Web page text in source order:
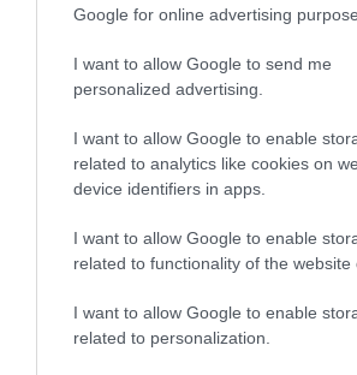
Google for online advertising
I want to allow Google to send me
personalized advertising.
I want to allow Google to enable
related to analytics like cookies on
device identifiers in apps.
I want to allow Google to enable
related to functionality of the website
I want to allow Google to enable
related to personalization.
Figyelem! A cikkhez hozzáfűzött
publikációjával foglalkozik, a kommenteket
- azok az olvasók személyes véleményét
tiszteletben tartásával kommenteljenek!
ma.hu legfrissebb
Hulladékvadászat indul a Dunán: a